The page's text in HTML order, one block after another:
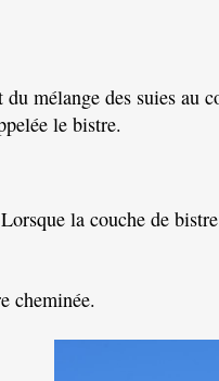
du mélange des suies au
le bistre.
Lorsque la couche de
cheminée.